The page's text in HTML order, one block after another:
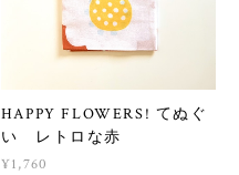
HAPPY FLOWERS! てぬぐ
い レトロな赤
¥1,760